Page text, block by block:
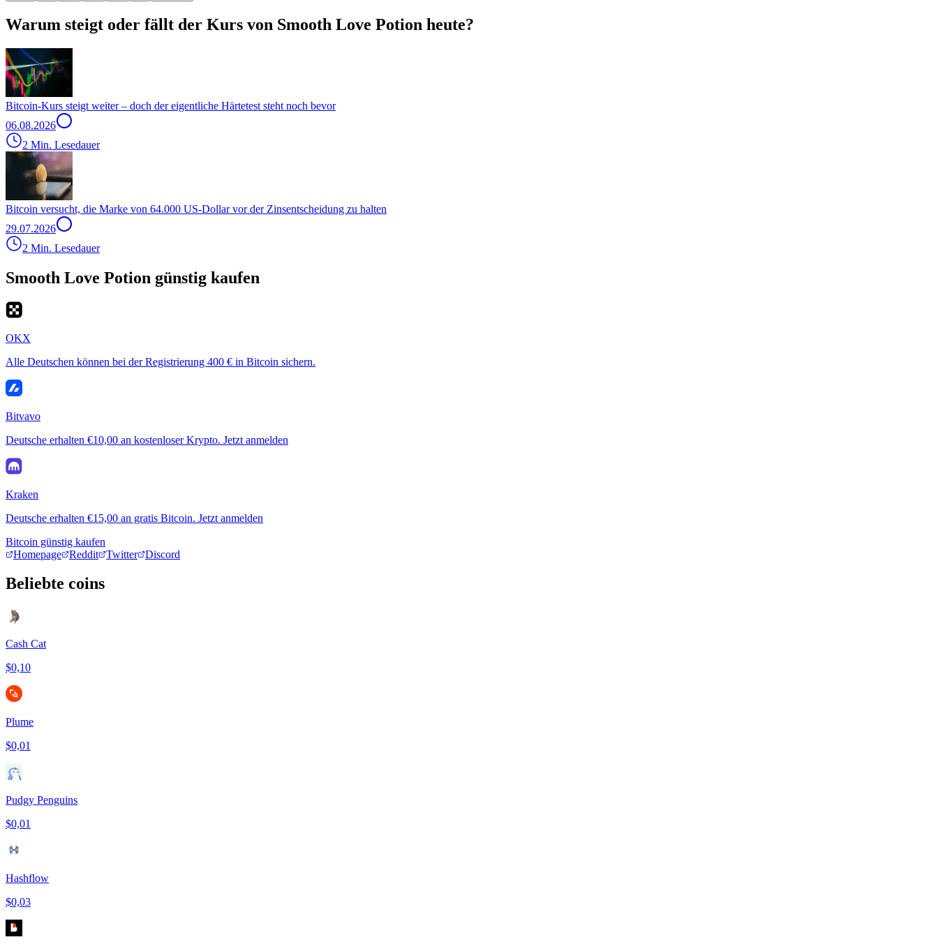
Warum steigt oder fällt der Kurs von Smooth Love Potion heute?
Bitcoin-Kurs steigt weiter – doch der eigentliche Härtetest steht noch bevor
06.08.2026
2 Min. Lesedauer
Bitcoin versucht, die Marke von 64.000 US-Dollar vor der Zinsentscheidung zu halten
29.07.2026
2 Min. Lesedauer
Smooth Love Potion günstig kaufen
OKX
Alle Deutschen können bei der Registrierung 400 € in Bitcoin sichern.
Bitvavo
Deutsche erhalten €10,00 an kostenloser Krypto. Jetzt anmelden
Kraken
Deutsche erhalten €15,00 an gratis Bitcoin. Jetzt anmelden
Bitcoin günstig kaufen
Homepage
Reddit Twitter Discord
Beliebte coins
Cash Cat
$0,10
Plume
$0,01
Pudgy Penguins
$0,01
Hashflow
$0,03